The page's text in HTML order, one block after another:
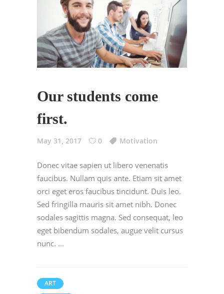
Our students come
first.
May 31, 2017 0 Motivation
Donec vitae sapien ut libero venenatis
faucibus. Nullam quis ante. Etiam sit amet
orci eget eros faucibus tincidunt. Duis leo.
Sed fringilla mauris sit amet nibh. Donec
sodales sagittis magna. Sed consequat, leo
eget bibendum sodales, augue velit cursus
nunc.
ART